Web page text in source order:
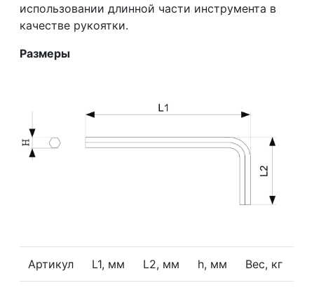
использовании длинной части инструмента в
качестве рукоятки.
Размеры
Артикул L1, мм L2, мм h, мм Вес, кг